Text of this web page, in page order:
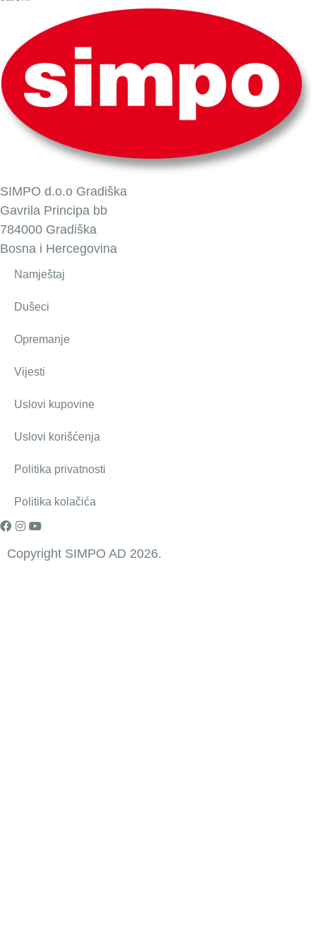
SIMPO d.o.o Gradiška
Gavrila Principa bb
784000 Gradiška
Bosna i Hercegovina
Namještaj
Dušeci
Opremanje
Vijesti
Uslovi kupovine
Uslovi korišćenja
Politika privatnosti
Politika kolačića
Copyright SIMPO AD 2026.